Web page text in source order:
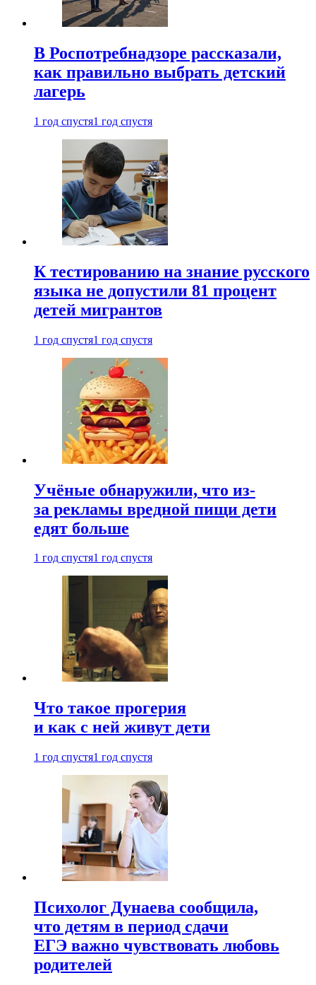
В Роспотребнадзоре рассказали,
как правильно выбрать детский
лагерь
1 год спустя1 год спустя
К тестированию на знание русского
языка не допустили 81 процент
детей мигрантов
1 год спустя1 год спустя
Учёные обнаружили, что из-
за рекламы вредной пищи дети
едят больше
1 год спустя1 год спустя
Что такое прогерия
и как с ней живут дети
1 год спустя1 год спустя
Психолог Дунаева сообщила,
что детям в период сдачи
ЕГЭ важно чувствовать любовь
родителей